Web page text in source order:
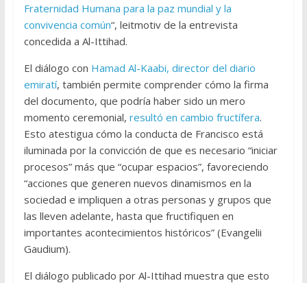
Fraternidad Humana para la paz mundial y la
convivencia común“, leitmotiv de la entrevista
concedida a Al-Ittihad.
El diálogo con Hamad Al-Kaabi, director del diario
emiratí, también permite comprender cómo la firma
del documento, que podría haber sido un mero
momento ceremonial, resultó en cambio fructífera.
Esto atestigua cómo la conducta de Francisco está
iluminada por la convicción de que es necesario “iniciar
procesos” más que “ocupar espacios”, favoreciendo
“acciones que generen nuevos dinamismos en la
sociedad e impliquen a otras personas y grupos que
las lleven adelante, hasta que fructifiquen en
importantes acontecimientos históricos” (Evangelii
Gaudium).
El diálogo publicado por Al-Ittihad muestra que esto